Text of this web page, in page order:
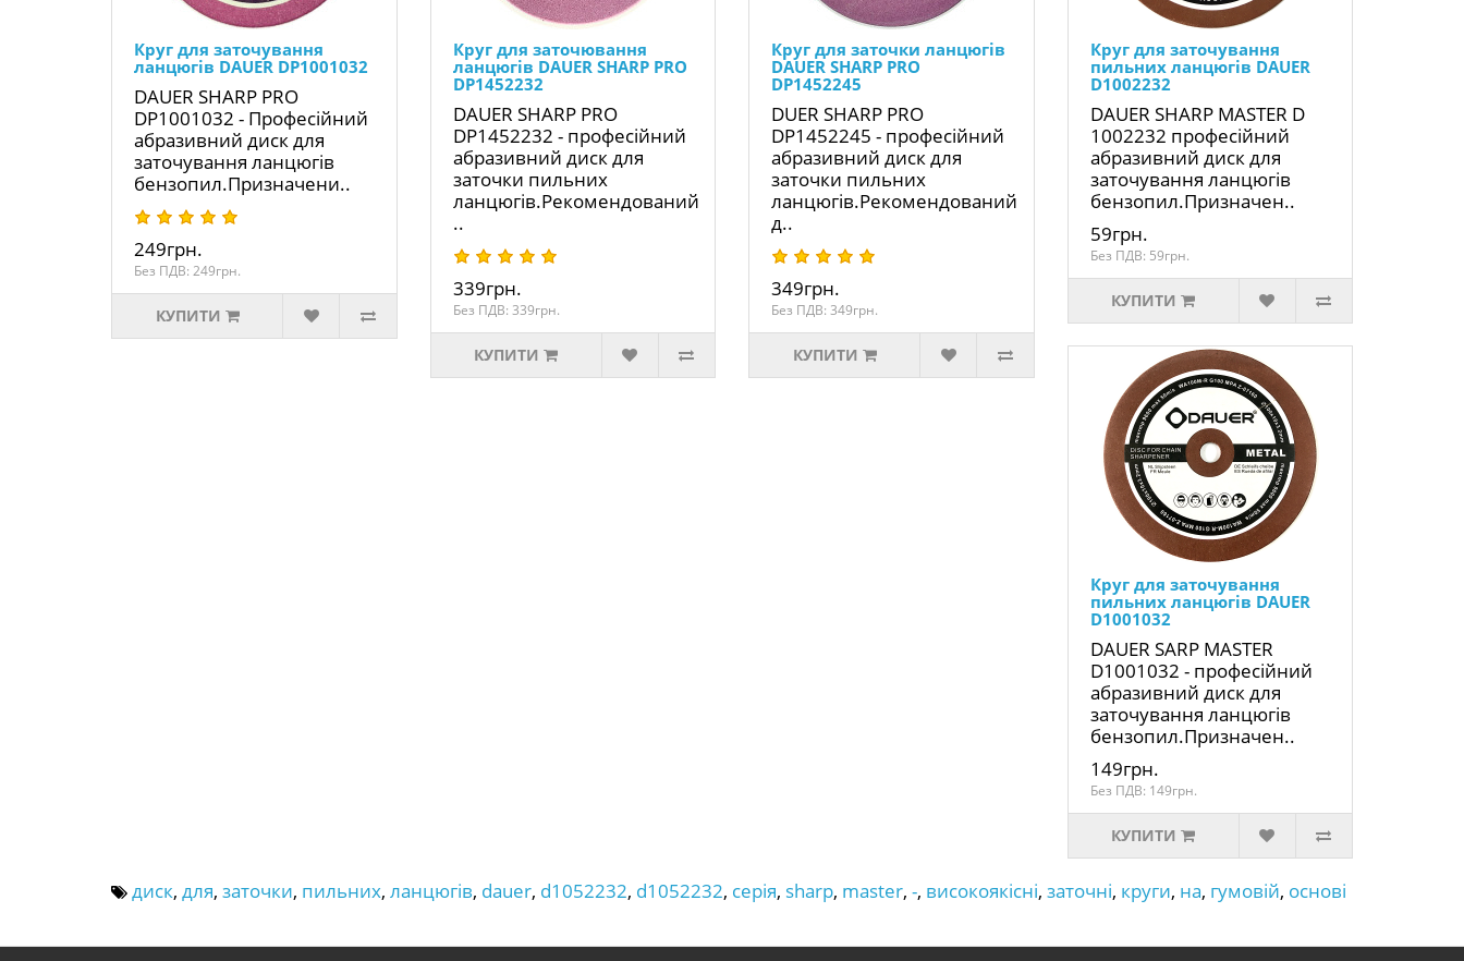
Круг для заточування
ланцюгів DAUER DP1001032
DAUER SHARP PRO
DP1001032 - Професійний
абразивний диск для
заточування ланцюгів
бензопил.Призначени..
249грн.
Без ПДВ: 249грн.
КУПИТИ
Круг для заточювання
ланцюгів DAUER SHARP PRO
DP1452232
DAUER SHARP PRO
DP1452232 - професійний
абразивний диск для
заточки пильних
ланцюгів.Рекомендований
..
339грн.
Без ПДВ: 339грн.
КУПИТИ
Круг для заточки ланцюгів
DAUER SHARP PRO
DP1452245
DUER SHARP PRO
DP1452245 - професійний
абразивний диск для
заточки пильних
ланцюгів.Рекомендований
д..
349грн.
Без ПДВ: 349грн.
КУПИТИ
Круг для заточування
пильних ланцюгів DAUER
D1002232
DAUER SHARP MASTER D
1002232 професійний
абразивний диск для
заточування ланцюгів
бензопил.Призначен..
59грн.
Без ПДВ: 59грн.
КУПИТИ
Круг для заточування
пильних ланцюгів DAUER
D1001032
DAUER SARP MASTER
D1001032 - професійний
абразивний диск для
заточування ланцюгів
бензопил.Призначен..
149грн.
Без ПДВ: 149грн.
КУПИТИ
диск, для, заточки, пильних, ланцюгів, dauer, d1052232, d1052232, серія, sharp, master, -, високоякісні, заточні, круги, на, гумовій, основі